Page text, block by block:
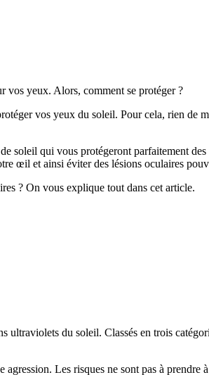
vos yeux. Alors, comment se protéger ?
vos yeux du soleil. Pour cela, rien de
soleil qui vous protégeront parfaitement
œil et ainsi éviter des lésions oculaires
? On vous explique tout dans cet article.
ultraviolets du soleil. Classés en trois
Les risques ne sont pas à